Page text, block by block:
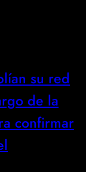
su red
de la
confirmar